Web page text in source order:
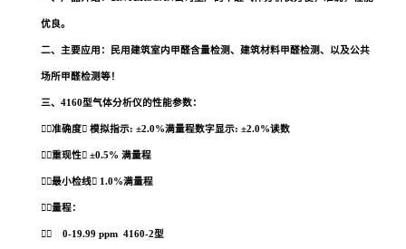
优良。
二、主要应用：民用建筑室内甲醛含量检测、建筑材料甲醛检测、以及公共
场所甲醛检测等！
三、4160型气体分析仪的性能参数：
准确度 模拟指示: ±2.0%满量程数字显示: ±2.0%读数
重现性 ±0.5% 满量程
最小检线 1.0%满量程
量程：
 0-19.99 ppm 4160-2型